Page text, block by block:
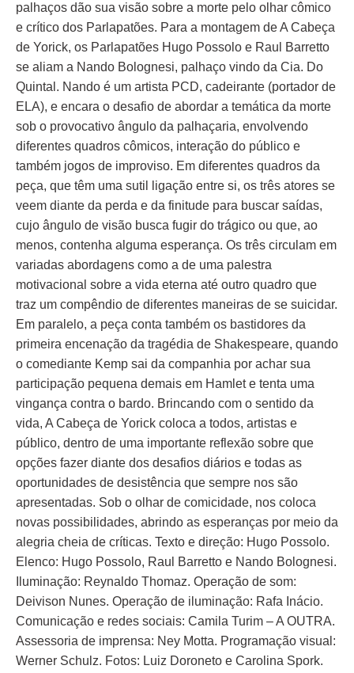
palhaços dão sua visão sobre a morte pelo olhar cômico
e crítico dos Parlapatões. Para a montagem de A Cabeça
de Yorick, os Parlapatões Hugo Possolo e Raul Barretto
se aliam a Nando Bolognesi, palhaço vindo da Cia. Do
Quintal. Nando é um artista PCD, cadeirante (portador de
ELA), e encara o desafio de abordar a temática da morte
sob o provocativo ângulo da palhaçaria, envolvendo
diferentes quadros cômicos, interação do público e
também jogos de improviso. Em diferentes quadros da
peça, que têm uma sutil ligação entre si, os três atores se
veem diante da perda e da finitude para buscar saídas,
cujo ângulo de visão busca fugir do trágico ou que, ao
menos, contenha alguma esperança. Os três circulam em
variadas abordagens como a de uma palestra
motivacional sobre a vida eterna até outro quadro que
traz um compêndio de diferentes maneiras de se suicidar.
Em paralelo, a peça conta também os bastidores da
primeira encenação da tragédia de Shakespeare, quando
o comediante Kemp sai da companhia por achar sua
participação pequena demais em Hamlet e tenta uma
vingança contra o bardo. Brincando com o sentido da
vida, A Cabeça de Yorick coloca a todos, artistas e
público, dentro de uma importante reflexão sobre que
opções fazer diante dos desafios diários e todas as
oportunidades de desistência que sempre nos são
apresentadas. Sob o olhar de comicidade, nos coloca
novas possibilidades, abrindo as esperanças por meio da
alegria cheia de críticas. Texto e direção: Hugo Possolo.
Elenco: Hugo Possolo, Raul Barretto e Nando Bolognesi.
Iluminação: Reynaldo Thomaz. Operação de som:
Deivison Nunes. Operação de iluminação: Rafa Inácio.
Comunicação e redes sociais: Camila Turim – A OUTRA.
Assessoria de imprensa: Ney Motta. Programação visual:
Werner Schulz. Fotos: Luiz Doroneto e Carolina Spork.